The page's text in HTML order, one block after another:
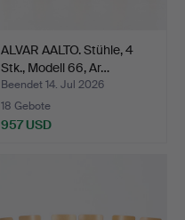
ALVAR AALTO. Stühle, 4
Stk., Modell 66, Ar…
Beendet 14. Jul 2026
18 Gebote
957 USD